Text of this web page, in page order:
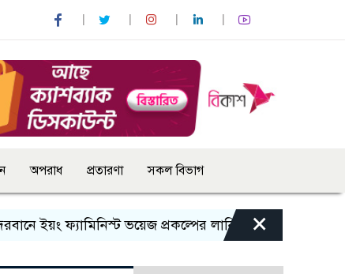
অপরাধ প্রতারণা সকল বিভাগ
ইয়ং ফ্যামিনিস্ট ভয়েজ প্রকল্পের লার্নিং শেয়ারিং কর্মশালা
×